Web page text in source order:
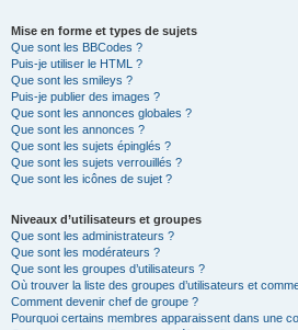
Mise en forme et types de sujets
Que sont les BBCodes ?
Puis-je utiliser le HTML ?
Que sont les smileys ?
Puis-je publier des images ?
Que sont les annonces globales ?
Que sont les annonces ?
Que sont les sujets épinglés ?
Que sont les sujets verrouillés ?
Que sont les icônes de sujet ?
Niveaux d’utilisateurs et groupes
Que sont les administrateurs ?
Que sont les modérateurs ?
Que sont les groupes d’utilisateurs ?
Où trouver la liste des groupes d’utilisateurs et
Comment devenir chef de groupe ?
Pourquoi certains membres apparaissent dans une